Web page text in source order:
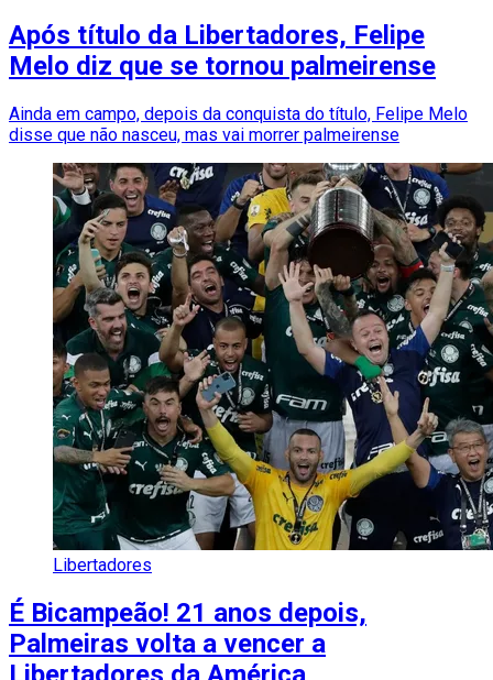
Após título da Libertadores, Felipe
Melo diz que se tornou palmeirense
Ainda em campo, depois da conquista do título, Felipe Melo
disse que não nasceu, mas vai morrer palmeirense
Libertadores
É Bicampeão! 21 anos depois,
Palmeiras volta a vencer a